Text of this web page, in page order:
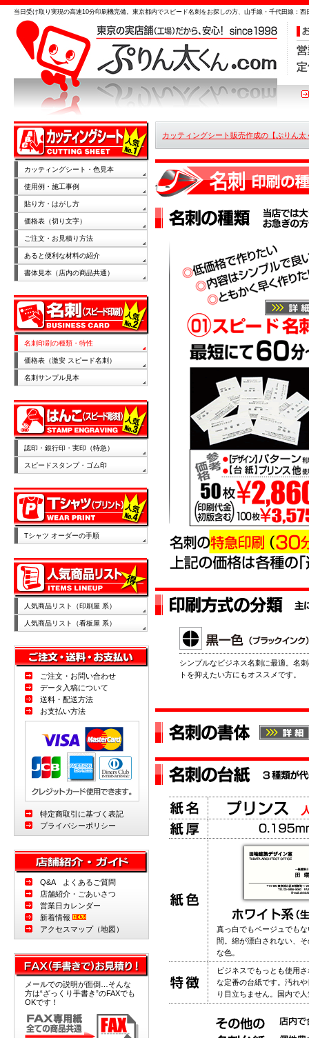
当日受け取り実現の高速10分印刷機完備。東京都内でスピード名刺をお探しの方、山手線・千代田線：
カッティングシート・色見本
使用例・施工事例
貼り方・はがし方
価格表（切り文字）
ご注文・お見積り方法
あると便利な材料の紹介
書体見本（店内の商品共通）
名刺印刷の種類・特性
価格表（激安 スピード名刺）
名刺サンプル見本
認印・銀行印・実印（特急）
スピードスタンプ・ゴム印
Tシャツ オーダーの手順
人気商品リスト（印刷屋 系）
人気商品リスト（看板屋 系）
ご注文・お問い合わせ
データ入稿について
送料・配送方法
お支払い方法
特定商取引に基づく表記
プライバシーポリシー
Q&A よくあるご質問
店舗紹介・ごあいさつ
営業日カレンダー
新着情報
アクセスマップ（地図）
メールでの説明が面倒…そんな
方は“ざっくり手書き”のFAXでも
OKです！
カッティングシート販売作成の【ぷりん
シンプルなビジネス名刺に最適。名
トを抑えたい方にもオススメです。
真っ白でもベージュでも
間。綿が漂白されない、
な色。
ビジネスでもっとも使用
な定番の台紙です。汚れ
り目立ちません。国内で